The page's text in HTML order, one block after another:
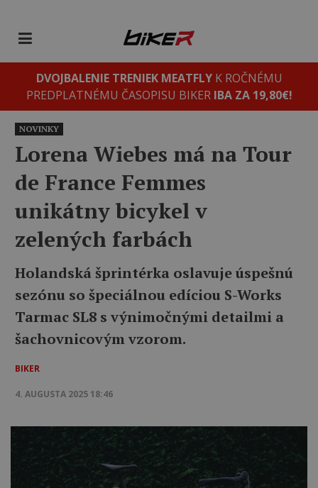
DVOJBALENIE TRENIEK MEATFLYK ROČNÉMU
PREDPLATNÉMU ČASOPISU BIKER IBA ZA 19,80€!
NOVINKY
Lorena Wiebes má na Tour
de France Femmes
unikátny bicykel v
zelených farbách
Holandská šprintérka oslavuje úspešnú
sezónu so špeciálnou edíciou S-Works
Tarmac SL8 s výnimočnými detailmi a
šachovnicovým vzorom.
BIKER
4. AUGUSTA 2025 18:46